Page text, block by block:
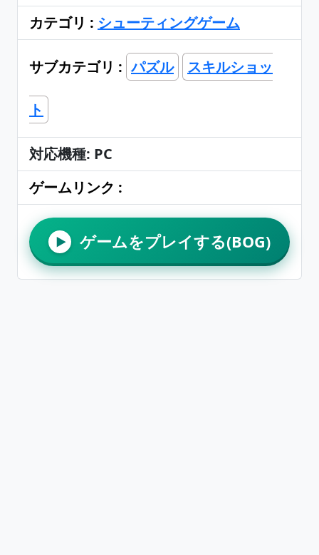
カテゴリ : シューティングゲーム
サブカテゴリ : パズル スキルショッ
ト
対応機種: PC
ゲームリンク :
▶ ゲームをプレイする(BOG)